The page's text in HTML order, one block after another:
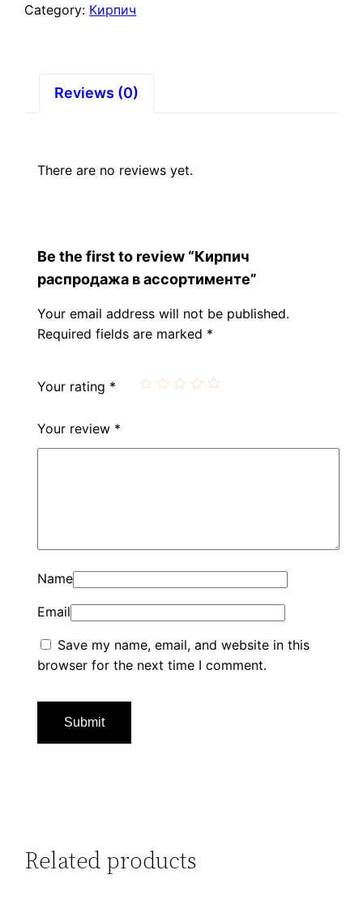
Category: Кирпич
Reviews (0)
There are no reviews yet.
Be the first to review “Кирпич
распродажа в ассортименте”
Your email address will not be published.
Required fields are marked *
Your rating *
Your review *
Name
Email
Save my name, email, and website in this
browser for the next time I comment.
Related products